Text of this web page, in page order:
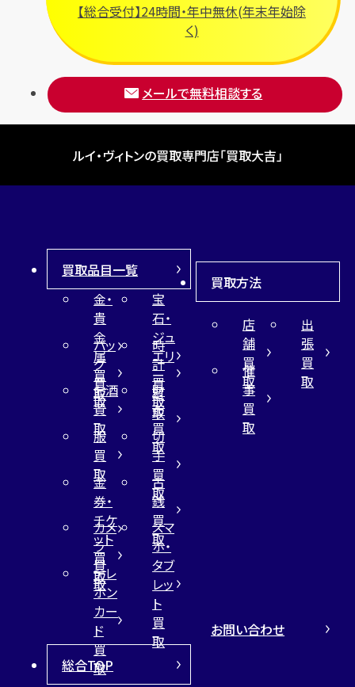
【総合受付】24時間・年中無休(年末年始除
く)
メールで無料相談する
ルイ・ヴィトンの買取専門店「買取大吉」
買取品目一覧
金・
貴
金
属
買
取
宝
石・
ジュ
エリ
ー
買
取
バッ
グ
買
取
時
計
買
取
お酒
買
取
財
布
買
取
服
買
取
切
手
買
取
金
券・
チケ
ット
買
取
古
銭
買
取
カメ
ラ
買
取
スマ
ホ・
タブ
レッ
ト
買
取
テレ
ホン
カー
ド
買
取
買取方法
店
舗
買
取
出
張
買
取
催
事
買
取
総合TOP
お問い合わせ